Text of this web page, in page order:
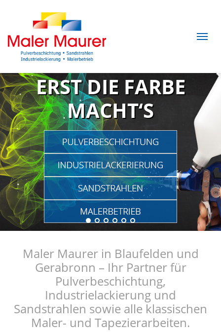
ERST DIE FARBE
MACHT‘S
Maler Maurer in Blaufelden und
Gerabronn – Ihr Partner für
Pulverbeschichtung,
Industrielackierung und
Sandstrahlen sowie alle klassischen
Maler- und Tapezierarbeiten.